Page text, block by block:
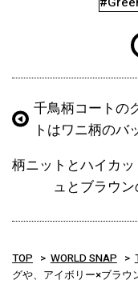
千鳥柄コートの
トはワニ柄のバ
柄ニットとハイカ
ュとブラウ
TOP WORLD SNAP
グや、アイボリー×ブラウ